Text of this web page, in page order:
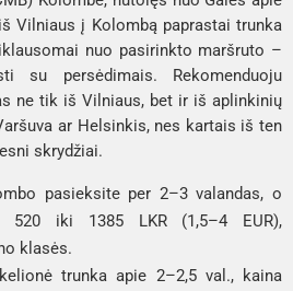
Vilniaus į Kolombą paprastai trunka
nuo pasirinkto maršruto –
su persėdimais. Rekomenduoju
ne tik iš Vilniaus, bet ir iš aplinkinių
ar Helsinkis, nes kartais iš ten
skrydžiai.
pasieksite per 2–3 valandas, o
520 iki 1385 LKR (1,5–4 EUR),
klasės.
trunka apie 2–2,5 val., kaina